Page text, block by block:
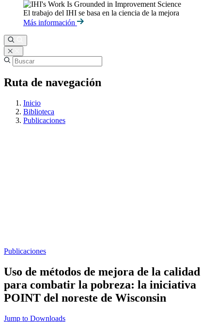
El trabajo del IHI se basa en la ciencia de la mejora
Más información
Ruta de navegación
Inicio
Biblioteca
Publicaciones
Publicaciones
Uso de métodos de mejora de la calidad
para combatir la pobreza: la iniciativa
POINT del noreste de Wisconsin
Jump to Downloads